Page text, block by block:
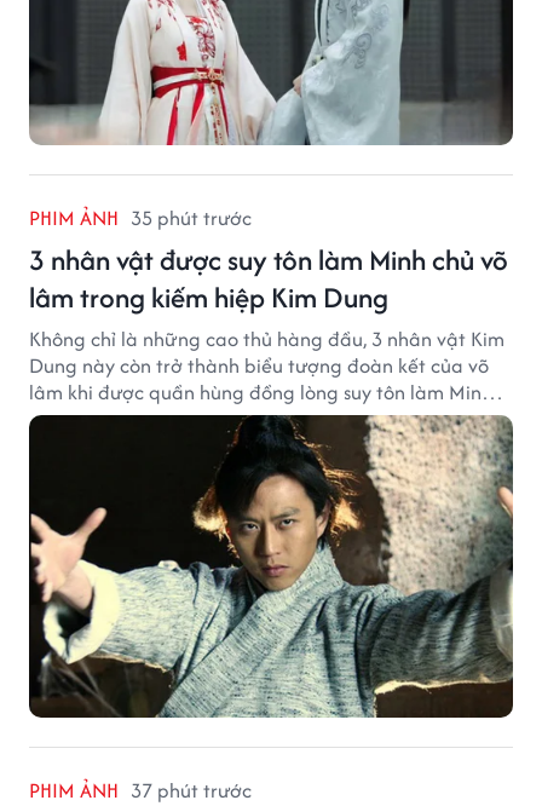
PHIM ẢNH 35 phút trước
3 nhân vật được suy tôn làm Minh chủ võ
lâm trong kiếm hiệp Kim Dung
Không chỉ là những cao thủ hàng đầu, 3 nhân vật Kim
Dung này còn trở thành biểu tượng đoàn kết của võ
lâm khi được quần hùng đồng lòng suy tôn làm Minh
chủ.
PHIM ẢNH 37 phút trước